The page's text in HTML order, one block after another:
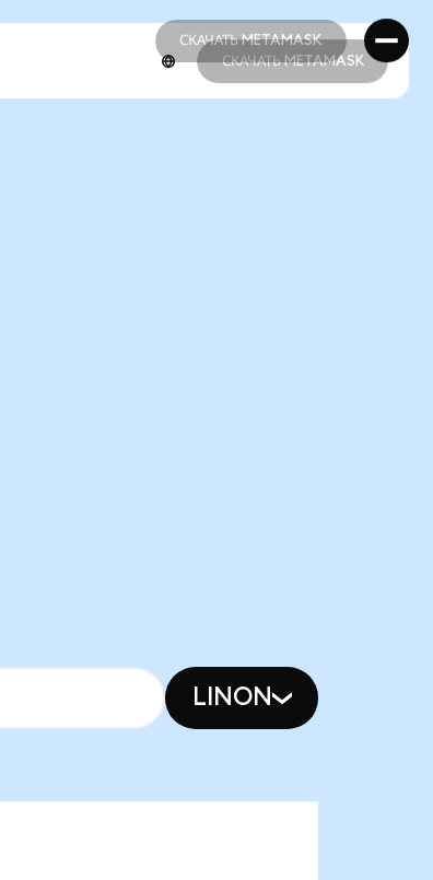
СКАЧАТЬ METAMASK
СКАЧАТЬ METAMASK
СКАЧАТЬ METAMASK
LINON